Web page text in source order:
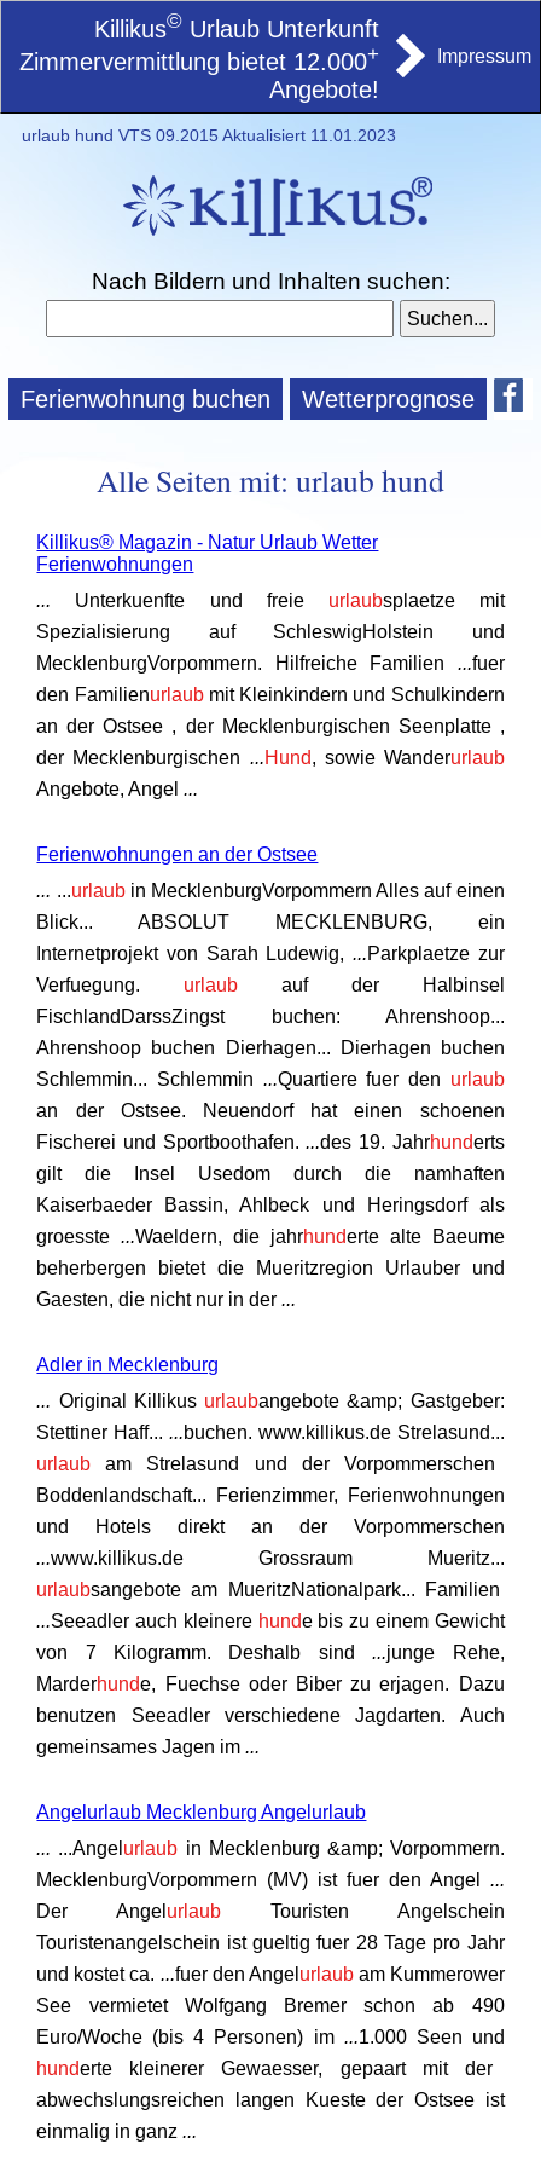
Killikus© Urlaub Unterkunft
Zimmervermittlung bietet 12.000+
Angebote!
Impressum
urlaub hund VTS 09.2015 Aktualisiert 11.01.2023
Nach Bildern und Inhalten suchen:
Ferienwohnung buchen Wetterprognose
Alle Seiten mit: urlaub hund
Killikus® Magazin - Natur Urlaub Wetter
Ferienwohnungen
... Unterkuenfte und freieurlaubsplaetze mit
Spezialisierung auf SchleswigHolstein und
MecklenburgVorpommern. Hilfreiche Familien ...fuer
den Familienurlaub mit Kleinkindern und Schulkindern
an der Ostsee , der Mecklenburgischen Seenplatte ,
der Mecklenburgischen ...Hund, sowie Wanderurlaub
Angebote, Angel...
Ferienwohnungen an der Ostsee
... ...urlaub in MecklenburgVorpommern Alles auf einen
Blick... ABSOLUT MECKLENBURG, ein
Internetprojekt von Sarah Ludewig, ...Parkplaetze zur
Verfuegung. urlaub auf der Halbinsel
FischlandDarssZingst buchen: Ahrenshoop...
Ahrenshoop buchen Dierhagen... Dierhagen buchen
Schlemmin... Schlemmin ...Quartiere fuer den urlaub
an der Ostsee. Neuendorf hat einen schoenen
Fischerei und Sportboothafen....des 19. Jahrhunderts
gilt die Insel Usedom durch die namhaften
Kaiserbaeder Bassin, Ahlbeck und Heringsdorf als
groesste...Waeldern, die jahrhunderte alte Baeume
beherbergen bietet die Mueritzregion Urlauber und
Gaesten, die nicht nur in der...
Adler in Mecklenburg
... Original Killikusurlaubangebote &amp; Gastgeber:
Stettiner Haff... ...buchen. www.killikus.de Strelasund...
urlaubam Strelasund und der Vorpommerschen
Boddenlandschaft... Ferienzimmer, Ferienwohnungen
und Hotels direkt an der Vorpommerschen
...www.killikus.de Grossraum Mueritz...
urlaubsangebote am MueritzNationalpark... Familien
...Seeadler auch kleinerehunde bis zu einem Gewicht
von 7 Kilogramm. Deshalb sind...junge Rehe,
Marderhunde, Fuechse oder Biber zu erjagen. Dazu
benutzen Seeadler verschiedene Jagdarten. Auch
gemeinsames Jagen im...
Angelurlaub Mecklenburg Angelurlaub
... ...Angel urlaub in Mecklenburg &amp; Vorpommern.
MecklenburgVorpommern (MV) ist fuer den Angel ...
Der Angel urlaub Touristen Angelschein
Touristenangelschein ist gueltig fuer 28 Tage pro Jahr
und kostet ca. ...fuer den Angel urlaub am Kummerower
See vermietet Wolfgang Bremer schon ab 490
Euro/Woche (bis 4 Personen) im ...1.000 Seen und
hunderte kleinerer Gewaesser, gepaart mit der
abwechslungsreichen langen Kueste der Ostsee ist
einmalig in ganz...